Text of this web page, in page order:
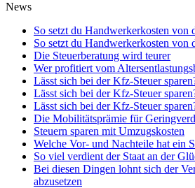
News
So setzt du Handwerkerkosten von
So setzt du Handwerkerkosten von
Die Steuerberatung wird teurer
Wer profitiert vom
Lässt sich bei der Kfz-Steuer
Lässt sich bei der Kfz-Steuer
Lässt sich bei der Kfz-Steuer
Die Mobilitätsprämie für
Steuern sparen mit Umzugskosten
Welche Vor- und Nachteile hat ein
So viel verdient der Staat an der
Bei diesen Dingen lohnt sich der
abzusetzen